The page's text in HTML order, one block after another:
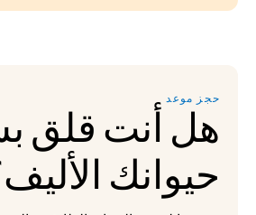
حجز موعد
حيوانك